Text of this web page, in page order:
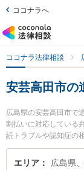
ココナラへ
ココナラ法律相談
安芸高田市の
広島県の安芸高田市で
割払いに対応している
続トラブルや認知症の
便利です。特にみぞて
士費用、強みなどが注
エリア 広島県